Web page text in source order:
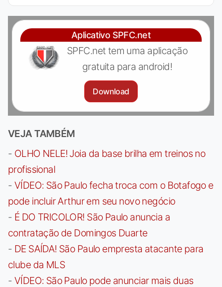
Aplicativo SPFC.net
SPFC.net tem uma aplicação
gratuita para android!
Download
VEJA TAMBÉM
- OLHO NELE! Joia da base brilha em treinos no
profissional
- VÍDEO: São Paulo fecha troca com o Botafogo e
pode incluir Arthur em seu novo negócio
- É DO TRICOLOR! São Paulo anuncia a
contratação de Domingos Duarte
- DE SAÍDA! São Paulo empresta atacante para
clube da MLS
- VÍDEO: São Paulo pode anunciar mais duas